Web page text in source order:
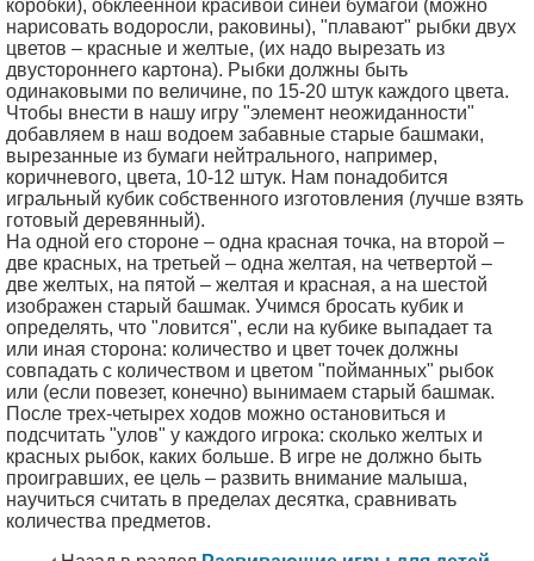
коробки), обклеенной красивой синей бумагой (можно
нарисовать водоросли, раковины), "плавают" рыбки двух
цветов – красные и желтые, (их надо вырезать из
двустороннего картона). Рыбки должны быть
одинаковыми по величине, по 15-20 штук каждого цвета.
Чтобы внести в нашу игру "элемент неожиданности"
добавляем в наш водоем забавные старые башмаки,
вырезанные из бумаги нейтрального, например,
коричневого, цвета, 10-12 штук. Нам понадобится
игральный кубик собственного изготовления (лучше взять
готовый деревянный).
На одной его стороне – одна красная точка, на второй –
две красных, на третьей – одна желтая, на четвертой –
две желтых, на пятой – желтая и красная, а на шестой
изображен старый башмак. Учимся бросать кубик и
определять, что "ловится", если на кубике выпадает та
или иная сторона: количество и цвет точек должны
совпадать с количеством и цветом "пойманных" рыбок
или (если повезет, конечно) вынимаем старый башмак.
После трех-четырех ходов можно остановиться и
подсчитать "улов" у каждого игрока: сколько желтых и
красных рыбок, каких больше. В игре не должно быть
проигравших, ее цель – развить внимание малыша,
научиться считать в пределах десятка, сравнивать
количества предметов.